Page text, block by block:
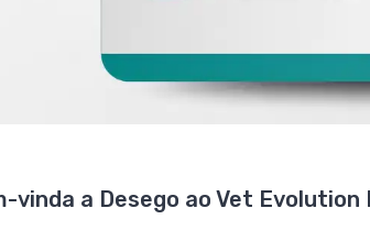
vinda a Desego ao Vet Evolution